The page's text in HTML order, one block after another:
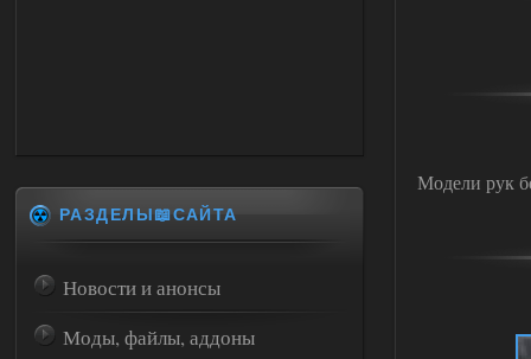
Модели рук
РАЗДЕЛЫ📖САЙТА
Новости и анонсы
Моды, файлы, аддоны